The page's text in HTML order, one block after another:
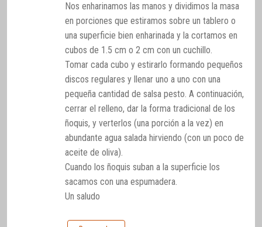
Nos enharinamos las manos y dividimos la masa
en porciones que estiramos sobre un tablero o
una superficie bien enharinada y la cortamos en
cubos de 1.5 cm o 2 cm con un cuchillo.
Tomar cada cubo y estirarlo formando pequeños
discos regulares y llenar uno a uno con una
pequeña cantidad de salsa pesto. A continuación,
cerrar el relleno, dar la forma tradicional de los
ñoquis, y verterlos (una porción a la vez) en
abundante agua salada hirviendo (con un poco de
aceite de oliva).
Cuando los ñoquis suban a la superficie los
sacamos con una espumadera.
Un saludo